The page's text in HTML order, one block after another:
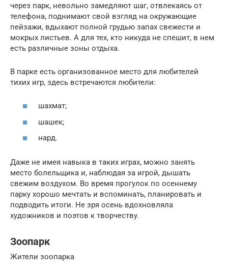
через парк, невольно замедляют шаг, отвлекаясь от
телефона, поднимают свой взгляд на окружающие
пейзажи, вдыхают полной грудью запах свежести и
мокрых листьев. А для тех, кто никуда не спешит, в нем
есть различные зоны отдыха.
В парке есть организованное место для любителей
тихих игр, здесь встречаются любители:
шахмат;
шашек;
нард.
Даже не имея навыка в таких играх, можно занять
место болельщика и, наблюдая за игрой, дышать
свежим воздухом. Во время прогулок по осеннему
парку хорошо мечтать и вспоминать, планировать и
подводить итоги. Не зря осень вдохновляла
художников и поэтов к творчеству.
Зоопарк
Жители зоопарка